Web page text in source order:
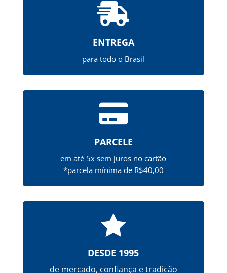

ENTREGA
para todo o Brasil

PARCELE
em até 5x sem juros no cartão
*parcela mínima de R$40,00

DESDE 1995
de mercado, confiança e tradição